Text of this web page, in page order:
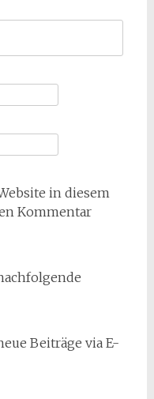
in diesem
Kommentar
Beiträge via E-